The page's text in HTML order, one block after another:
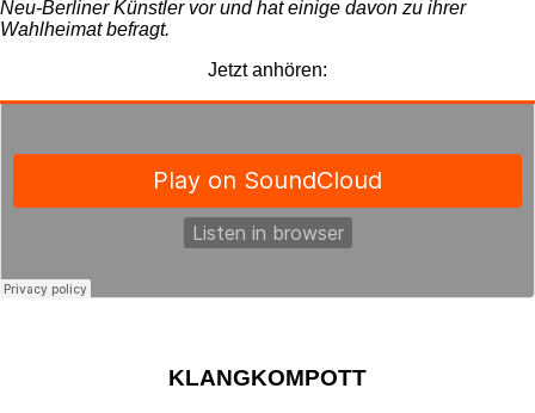
Neu-Berliner Künstler vor und hat einige davon zu ihrer
Wahlheimat befragt.
Jetzt anhören:
KLANGKOMPOTT